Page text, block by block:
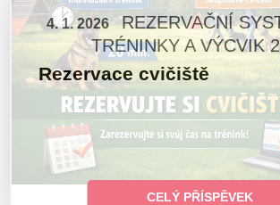
4. 1. 2026
REZERVAČNÍ
TRÉNINKY A VÝCVIK
Rezervace cvičiště
CELÝ PŘÍSPĚVEK